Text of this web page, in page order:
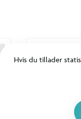
Hvis du tillader